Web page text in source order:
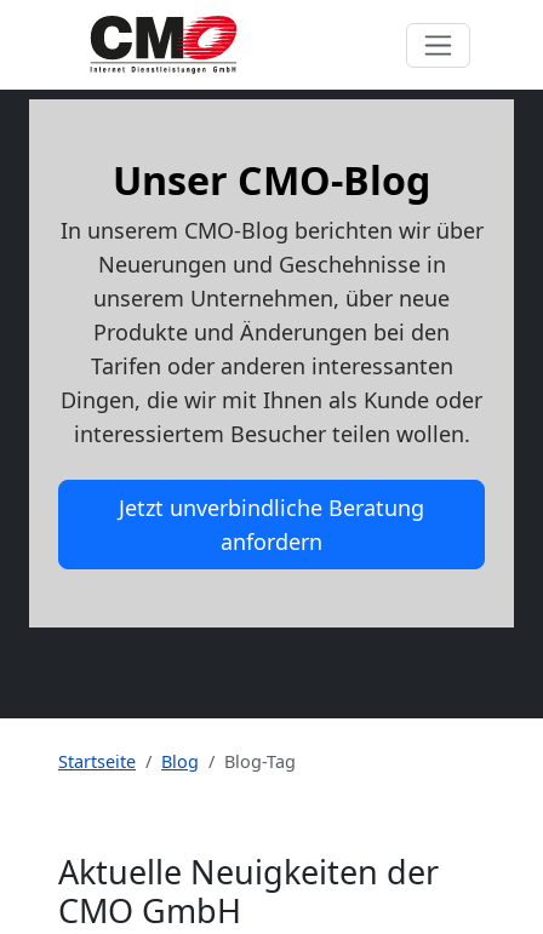
Unser CMO-Blog
In unserem CMO-Blog berichten wir über
Neuerungen und Geschehnisse in
unserem Unternehmen, über neue
Produkte und Änderungen bei den
Tarifen oder anderen interessanten
Dingen, die wir mit Ihnen als Kunde oder
interessiertem Besucher teilen wollen.
Jetzt unverbindliche Beratung
anfordern
Startseite Blog Blog-Tag
Aktuelle Neuigkeiten der
CMO GmbH